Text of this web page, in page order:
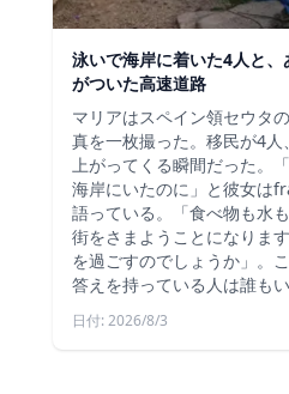
泳いで海岸に着いた4人と、
がついた高速道路
マリアはスペイン領セウタ
真を一枚撮った。移民が4人
上がってくる瞬間だった。
海岸にいたのに」と彼女は
語っている。「食べ物も水も
街をさまようことになりま
を過ごすのでしょうか」。こ
答えを持っている人は誰もい
日付: 2026/8/3